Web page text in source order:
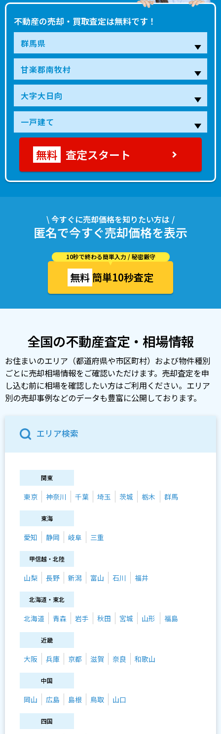
不動産の売却・買取査定は無料です！
査定スタート
\ 今すぐに売却価格を知りたい方は /
匿名で今すぐ売却価格を表示
10秒で終わる簡単入力 / 秘密厳守
無料簡単10秒査定
全国の不動産査定・相場情報
お住まいのエリア（都道府県や市区町村）および物件種別
ごとに売却相場情報をご確認いただけます。売却査定を申
し込む前に相場を確認したい方はご利用ください。エリア
別の売却事例などのデータも豊富に公開しております。
エリア検索
関東
東京 神奈川 千葉 埼玉 茨城 栃木 群馬
東海
愛知 静岡 岐阜 三重
甲信越・北陸
山梨 長野 新潟 富山 石川 福井
北海道・東北
北海道 青森 岩手 秋田 宮城 山形 福島
近畿
大阪 兵庫 京都 滋賀 奈良 和歌山
中国
岡山 広島 島根 鳥取 山口
四国